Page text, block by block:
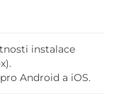
instalace
pro Android a iOS.